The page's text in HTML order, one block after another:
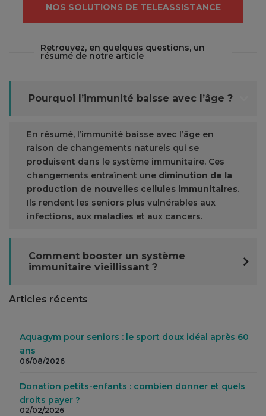
NOS SOLUTIONS DE TELEASSISTANCE
Retrouvez, en quelques questions, un
résumé de notre article
Pourquoi l’immunité baisse avec l’âge ?
En résumé, l’immunité baisse avec l’âge en
raison de changements naturels qui se
produisent dans le système immunitaire. Ces
changements entraînent une diminution de la
production de nouvelles cellules immunitaires.
Ils rendent les seniors plus vulnérables aux
infections, aux maladies et aux cancers.
Comment booster un système
immunitaire vieillissant ?
Articles récents
Aquagym pour seniors : le sport doux idéal après 60
ans
06/08/2026
Donation petits-enfants : combien donner et quels
droits payer ?
02/02/2026